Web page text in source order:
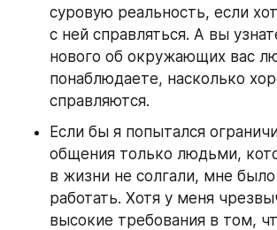
суровую реальность, если
с ней справляться. А вы
нового об окружающих вас
понаблюдаете, насколько
справляются.
Если бы я попытался
общения только людьми,
в жизни не солгали, мне
работать. Хотя у меня
высокие требования в том,